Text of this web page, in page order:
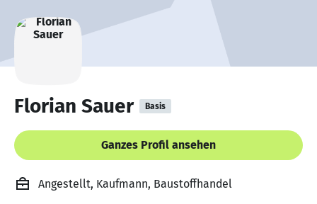
Florian Sauer Basis
Ganzes Profil ansehen
Angestellt, Kaufmann, Baustoffhandel